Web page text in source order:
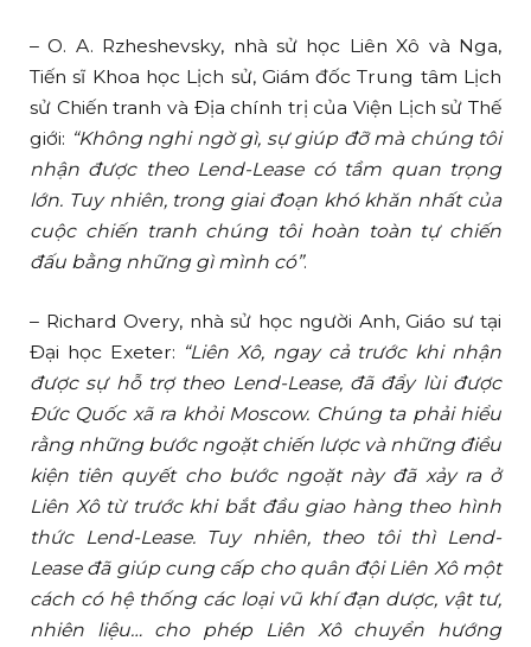
– O. A. Rzheshevsky, nhà sử học Liên Xô và Nga,
Tiến sĩ Khoa học Lịch sử, Giám đốc Trung tâm Lịch
sử Chiến tranh và Địa chính trị của Viện Lịch sử Thế
giới: “Không nghi ngờ gì, sự giúp đỡ mà chúng tôi
nhận được theo Lend-Lease có tầm quan trọng
lớn. Tuy nhiên, trong giai đoạn khó khăn nhất của
cuộc chiến tranh chúng tôi hoàn toàn tự chiến
đấu bằng những gì mình có”.
– Richard Overy, nhà sử học người Anh, Giáo sư tại
Đại học Exeter: “Liên Xô, ngay cả trước khi nhận
được sự hỗ trợ theo Lend-Lease, đã đẩy lùi được
Đức Quốc xã ra khỏi Moscow. Chúng ta phải hiểu
rằng những bước ngoặt chiến lược và những điều
kiện tiên quyết cho bước ngoặt này đã xảy ra ở
Liên Xô từ trước khi bắt đầu giao hàng theo hình
thức Lend-Lease. Tuy nhiên, theo tôi thì Lend-
Lease đã giúp cung cấp cho quân đội Liên Xô một
cách có hệ thống các loại vũ khí đạn dược, vật tư,
nhiên liệu… cho phép Liên Xô chuyển hướng